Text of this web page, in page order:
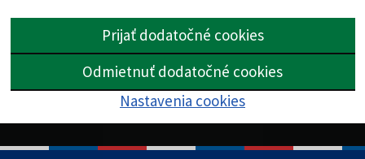
Prijať dodatočné cookies
Odmietnuť dodatočné cookies
Nastavenia cookies